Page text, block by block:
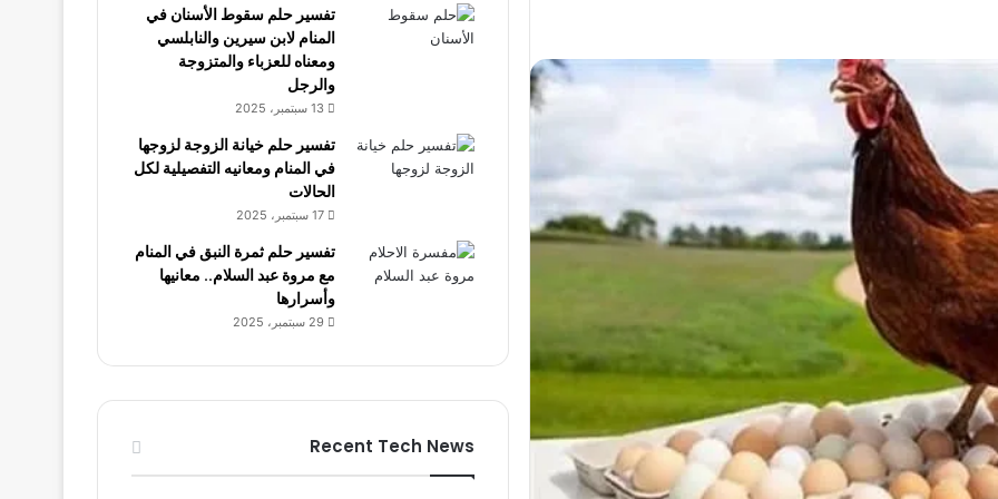
تفسير حلم سقوط الأسنان في
المنام لابن سيرين والنابلسي
ومعناه للعزباء والمتزوجة
والرجل
13 سبتمبر، 2025
تفسير حلم خيانة الزوجة لزوجها
في المنام ومعانيه التفصيلية لكل
الحالات
17 سبتمبر، 2025
تفسير حلم ثمرة النبق في المنام
مع مروة عبد السلام.. معانيها
وأسرارها
29 سبتمبر، 2025
Recent Tech News